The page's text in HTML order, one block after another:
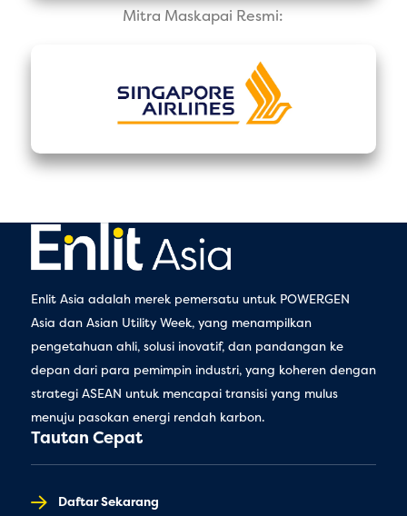
Mitra Maskapai Resmi:
Enlit Asia adalah merek pemersatu untuk POWERGEN
Asia dan Asian Utility Week, yang menampilkan
pengetahuan ahli, solusi inovatif, dan pandangan ke
depan dari para pemimpin industri, yang koheren dengan
strategi ASEAN untuk mencapai transisi yang mulus
menuju pasokan energi rendah karbon.
Tautan Cepat
Daftar Sekarang